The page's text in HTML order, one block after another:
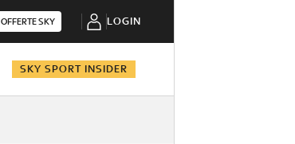
OFFERTE SKY LOGIN
SKY SPORT INSIDER